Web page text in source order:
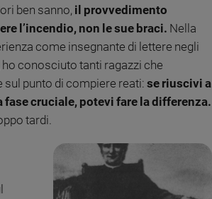
ben sanno, il provvedimento
l’incendio, non le sue braci. Nella
come insegnante di lettere negli
conosciuto tanti ragazzi che
punto di compiere reati: se riuscivi a
cruciale, potevi fare la differenza.
tardi.